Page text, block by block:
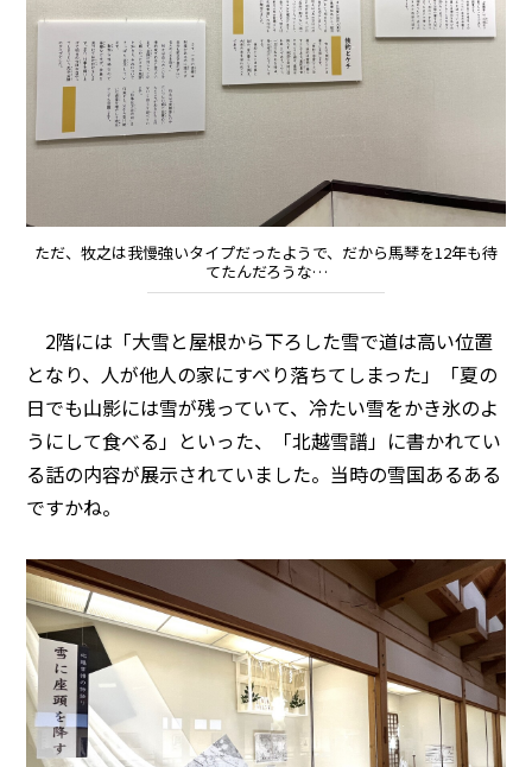
ただ、牧之は我慢強いタイプだったようで、だから馬琴を12年も待
てたんだろうな…
2階には「大雪と屋根から下ろした雪で道は高い位置
となり、人が他人の家にすべり落ちてしまった」「夏の
日でも山影には雪が残っていて、冷たい雪をかき氷のよ
うにして食べる」といった、「北越雪譜」に書かれてい
る話の内容が展示されていました。当時の雪国あるある
ですかね。